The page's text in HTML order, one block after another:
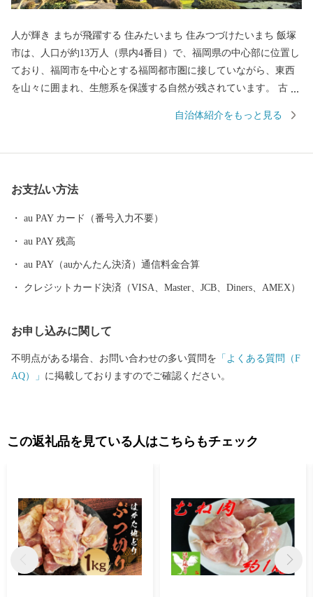
人が輝き まちが飛躍する 住みたいまち 住みつづけたいまち 飯塚
市は、人口が約13万人（県内4番目）で、福岡県の中心部に位置し
ており、福岡市を中心とする福岡都市圏に接していながら、東西
を山々に囲まれ、生態系を保護する自然が残されています。 古く
遷を背景に、福岡県央地域の中心都市であるとともに、市内に3つ
伝右衛門邸」をはじめ、市内に点在する「嘉穂劇場」、「旧長崎
藤傳右エ門氏庭園）は、平成23年9月に国の名勝として指定されて
おり、邸宅、庭園の公開のほか、雛のまつりに合わせた人形展を
はじめ、季節に合わせた企画展などを開催していますので、ぜひ
頑張っています。応援よろしくお願いします！！
自治体紹介をもっと見る
お支払い方法
au PAY カード（番号入力不要）
au PAY 残高
au PAY（auかんたん決済）通信料金合算
クレジットカード決済（VISA、Master、JCB、Diners、AMEX）
お申し込みに関して
不明点がある場合、お問い合わせの多い質問を 「よくある質問（F
AQ）」 に掲載しておりますのでご確認ください。
この返礼品を見ている人はこちらもチェック